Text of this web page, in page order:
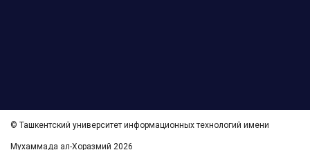
© Ташкентский университет информационных технологий имени
Мухаммада ал-Хоразмий 2026